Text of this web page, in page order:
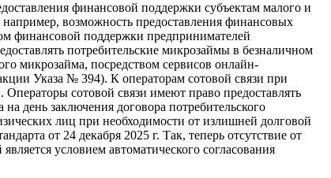
финансовой поддержки субъектам малого и
возможность предоставления финансовых
финансовой поддержки предпринимателей
потребительские микрозаймы в безналичном
микрозайма, посредством сервисов онлайн-
Указа № 394). К операторам сотовой связи при
сотовой связи имеют право предоставлять
день заключения договора потребительского
лиц при необходимости от излишней долговой
от 24 декабря 2025 г. Так, теперь отсутствие от
условием автоматического согласования